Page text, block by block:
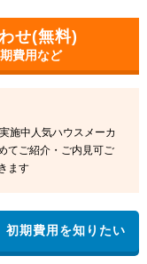
費用など
施中人気ハウスメーカ
てご紹介・ご内見可ご
ます